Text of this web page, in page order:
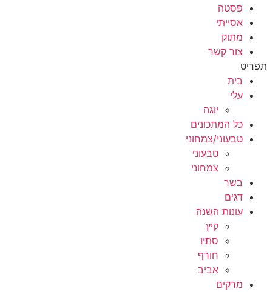
פסטה
אסייתי
מתוק
צור קשר
תפריט
בית
עלי
יוגה
כל המתכונים
טבעוני/צמחוני
טבעוני
צמחוני
בשר
דגים
עונות השנה
קיץ
סתיו
חורף
אביב
מרקים